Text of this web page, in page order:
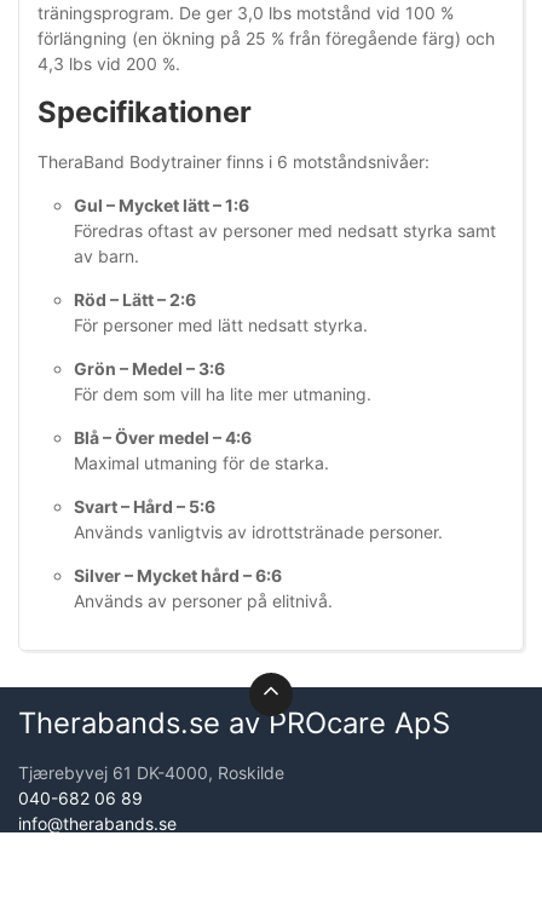
träningsprogram. De ger 3,0 lbs motstånd vid 100 %
förlängning (en ökning på 25 % från föregående färg) och
4,3 lbs vid 200 %.
Specifikationer
TheraBand Bodytrainer finns i 6 motståndsnivåer:
Gul – Mycket lätt – 1:6
Föredras oftast av personer med nedsatt styrka samt
av barn.
Röd – Lätt – 2:6
För personer med lätt nedsatt styrka.
Grön – Medel – 3:6
För dem som vill ha lite mer utmaning.
Blå – Över medel – 4:6
Maximal utmaning för de starka.
Svart – Hård – 5:6
Används vanligtvis av idrottstränade personer.
Silver – Mycket hård – 6:6
Används av personer på elitnivå.
Therabands.se av PROcare ApS
Tjærebyvej 61 DK-4000, Roskilde
040-682 06 89
info@therabands.se